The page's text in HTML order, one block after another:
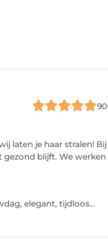
90
We werken
Een exclusieve opsteekservice voor je trouwdag, elegant, tijdloos en volledig afgestemd op jou. We creëren een bruidskapsel dat perfect past bij je gezichtsvorm, jurk en stijl, met aandacht voor detail en duurzaamheid. Het kapsel blijft de hele dag mooi en comfortabel zitten, met natuurlijke glans dankzij O&M-producten. Inclusief wassen, verzorging, textuurvoorbereiding en afwerking. Optioneel: proefkapsel vooraf aanbevolen (zie aparte dienst).